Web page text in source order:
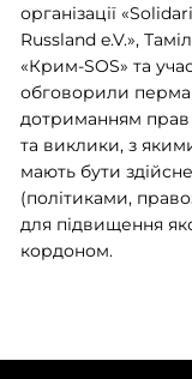
організації
Russland e.V.»,
«Крим-SOS» та
обговорили
дотриманням прав
та виклики, з
мають бути
(політиками,
для підвищення
кордоном.